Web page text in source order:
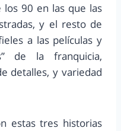
los 90 en las que las
y el resto de
a las películas y
de la franquicia,
detalles, y variedad
estas tres historias